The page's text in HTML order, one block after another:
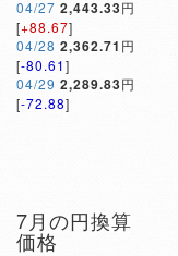
04/27 2,443.33円
[+88.67]
04/28 2,362.71 円
[-80.61]
04/29 2,289.83円
[-72.88]
7月の円換算
価格